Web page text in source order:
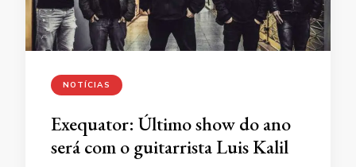
NOTÍCIAS
Exequator: Último show do ano
será com o guitarrista Luis Kalil